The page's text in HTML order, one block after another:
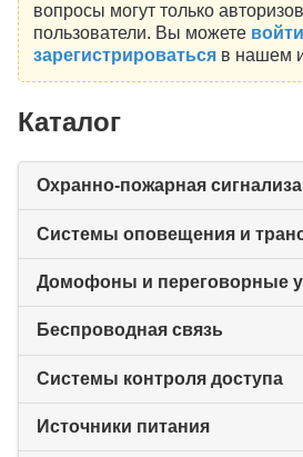
вопросы могут только
пользователи. Вы можете войти
зарегистрироватьсяв нашем
Каталог
Охранно-пожарная
Системы оповещения и
Домофоны и переговорные
Беспроводная связь
Системы контроля доступа
Источники питания